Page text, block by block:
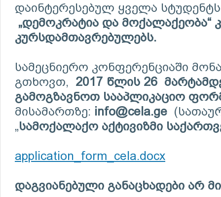
დაინტერესებულ ყველა
„დემოკრატია და მოქალაქეობა“
კურსდამთავრებულებს.
სამეცნიერო კონფერენციაში
გთხოვთ, 2017 წლის 26
გამოგზავნოთ სააპლიკაციო
მისამართზე: info@cela.ge
„სამოქალაქო აქტივიზმი
application_form_cela.docx
დაგვიანებული განაცხადები არ